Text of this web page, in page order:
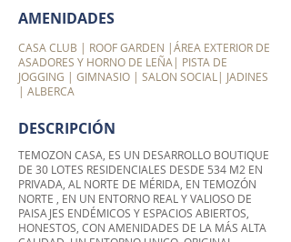
AMENIDADES
CASA CLUB | ROOF GARDEN |ÁREA EXTERIOR DE
ASADORES Y HORNO DE LEÑA| PISTA DE
JOGGING | GIMNASIO | SALON SOCIAL| JADINES
| ALBERCA
DESCRIPCIÓN
TEMOZON CASA, ES UN DESARROLLO BOUTIQUE
DE 30 LOTES RESIDENCIALES DESDE 534 M2 EN
PRIVADA, AL NORTE DE MÉRIDA, EN TEMOZÓN
NORTE , EN UN ENTORNO REAL Y VALIOSO DE
PAISAJES ENDÉMICOS Y ESPACIOS ABIERTOS,
HONESTOS, CON AMENIDADES DE LA MÁS ALTA